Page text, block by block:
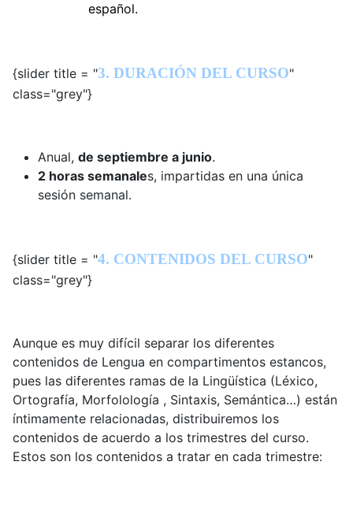
español.
{slider title = "3. DURACIÓN DEL CURSO"
class="grey"}
Anual, de septiembre a junio.
2 horas semanales, impartidas en una única
sesión semanal.
{slider title = "4. CONTENIDOS DEL CURSO"
class="grey"}
Aunque es muy difícil separar los diferentes
contenidos de Lengua en compartimentos estancos,
pues las diferentes ramas de la Lingüística (Léxico,
Ortografía, Morfolología , Sintaxis, Semántica…) están
íntimamente relacionadas, distribuiremos los
contenidos de acuerdo a los trimestres del curso.
Estos son los contenidos a tratar en cada trimestre: